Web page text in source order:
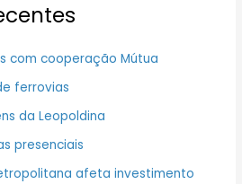
com cooperação Mútua
ferrovias
da Leopoldina
presenciais
afeta investimento